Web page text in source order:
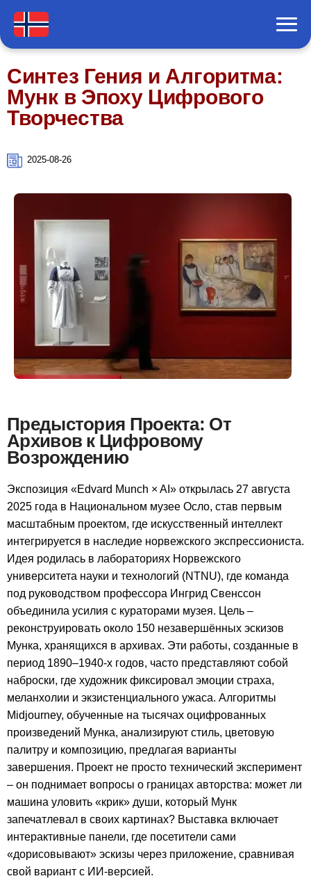
Синтез Гения и Алгоритма:
Мунк в Эпоху Цифрового
Творчества
2025-08-26
Предыстория Проекта: От
Архивов к Цифровому
Возрождению
Экспозиция «Edvard Munch × AI» открылась 27 августа
2025 года в Национальном музее Осло, став первым
масштабным проектом, где искусственный интеллект
интегрируется в наследие норвежского экспрессиониста.
Идея родилась в лабораториях Норвежского
университета науки и технологий (NTNU), где команда
под руководством профессора Ингрид Свенссон
объединила усилия с кураторами музея. Цель –
реконструировать около 150 незавершённых эскизов
Мунка, хранящихся в архивах. Эти работы, созданные в
период 1890–1940-х годов, часто представляют собой
наброски, где художник фиксировал эмоции страха,
меланхолии и экзистенциального ужаса. Алгоритмы
Midjourney, обученные на тысячах оцифрованных
произведений Мунка, анализируют стиль, цветовую
палитру и композицию, предлагая варианты
завершения. Проект не просто технический эксперимент
– он поднимает вопросы о границах авторства: может ли
машина уловить «крик» души, который Мунк
запечатлевал в своих картинах? Выставка включает
интерактивные панели, где посетители сами
«дорисовывают» эскизы через приложение, сравнивая
свой вариант с ИИ-версией.